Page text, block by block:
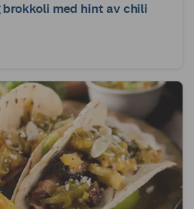
med hint av chili